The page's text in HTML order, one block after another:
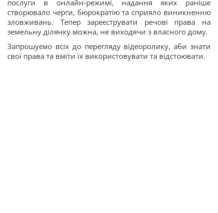
послуги в онлайн-режимі, надання яких раніше
створювало черги, бюрократію та сприяло виникненню
зловживань. Тепер зареєструвати речові права на
земельну ділянку можна, не виходячи з власного дому.
Запрошуємо всіх до перегляду відеоролику, аби знати
свої права та вміти їх використовувати та відстоювати.